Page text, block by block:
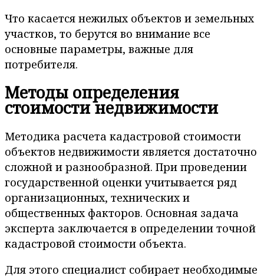
Что касается нежилых объектов и земельных
участков, то берутся во внимание все
основные параметры, важные для
потребителя.
Методы определения
стоимости недвижимости
Методика расчета кадастровой стоимости
объектов недвижимости является достаточно
сложной и разнообразной. При проведении
государственной оценки учитывается ряд
организационных, технических и
общественных факторов. Основная задача
эксперта заключается в определении точной
кадастровой стоимости объекта.
Для этого специалист собирает необходимые